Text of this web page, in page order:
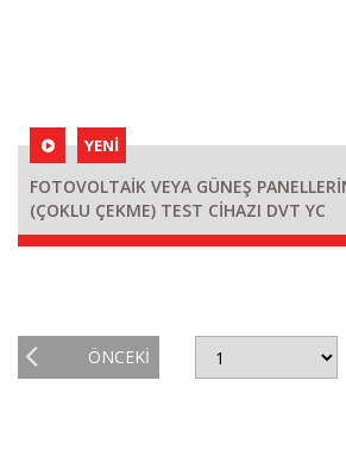
YENİ
FOTOVOLTAİK VEYA GÜNEŞ
(ÇOKLU ÇEKME) TEST CİHAZI DVT YC
ÖNCEKI